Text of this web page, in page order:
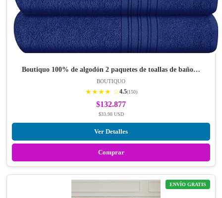
Boutiquo 100% de algodón 2 paquetes de toallas de baño…
BOUTIQUO
★★★★ ☆4.5(150)
$132.877
$33.98 USD
Ver Detalles
Comprar
ENVÍO GRATIS